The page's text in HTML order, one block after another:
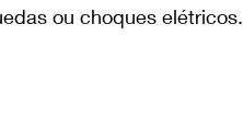
ou choques elétricos.